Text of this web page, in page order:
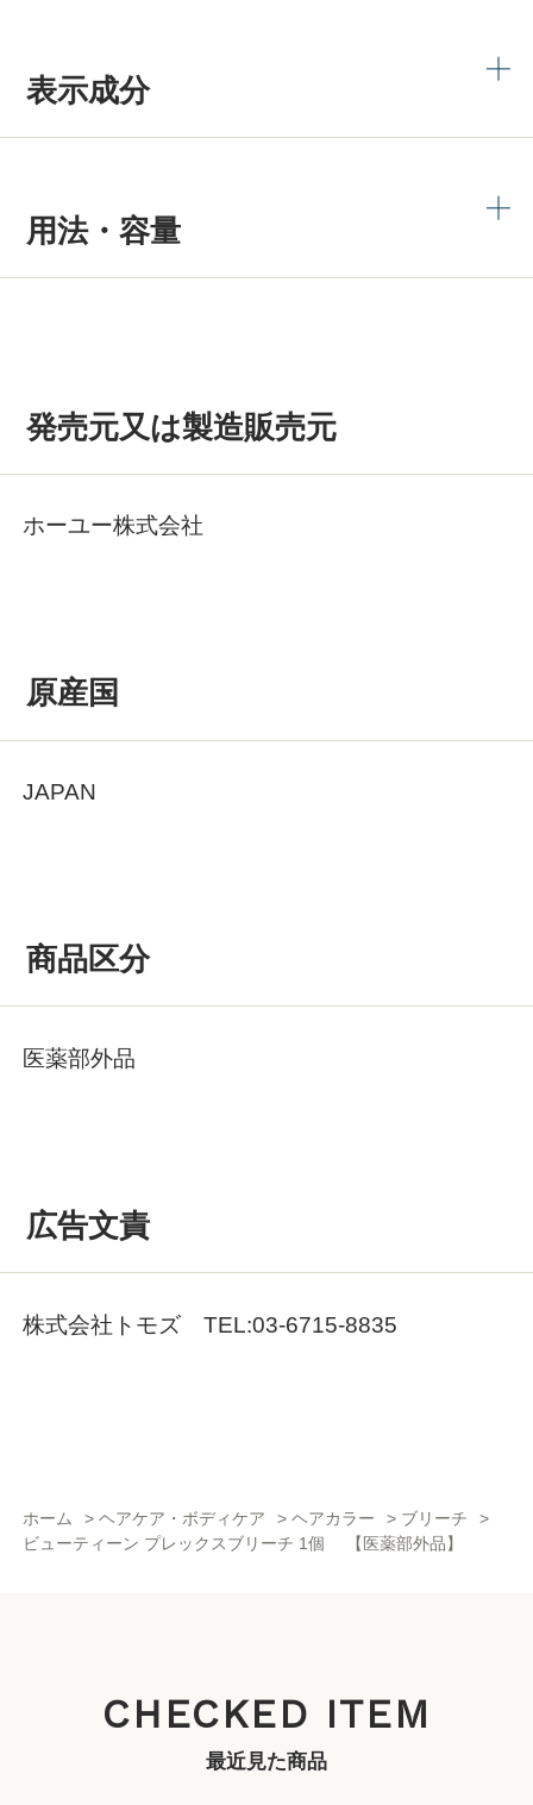
表示成分
用法・容量
発売元又は製造販売元
ホーユー株式会社
原産国
JAPAN
商品区分
医薬部外品
広告文責
株式会社トモズ TEL:03-6715-8835
ホーム >ヘアケア・ボディケア >ヘアカラー > ブリーチ
>
ビューティーン プレックスブリーチ 1個 【医薬部外品】
CHECKED ITEM
最近見た商品